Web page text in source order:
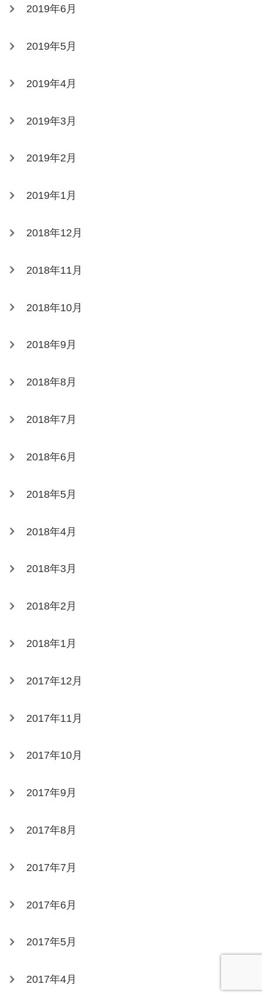
2019年6月
2019年5月
2019年4月
2019年3月
2019年2月
2019年1月
2018年12月
2018年11月
2018年10月
2018年9月
2018年8月
2018年7月
2018年6月
2018年5月
2018年4月
2018年3月
2018年2月
2018年1月
2017年12月
2017年11月
2017年10月
2017年9月
2017年8月
2017年7月
2017年6月
2017年5月
2017年4月